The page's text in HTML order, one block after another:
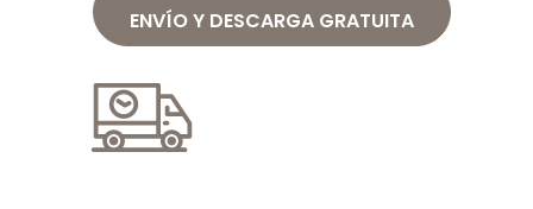
ENVÍO Y DESCARGA GRATUITA